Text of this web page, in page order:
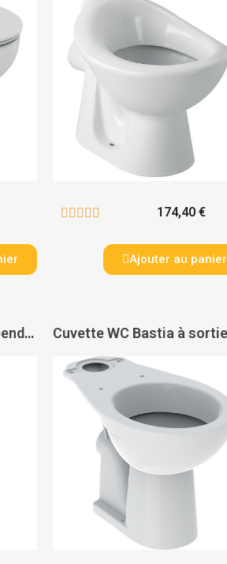
     174,40 €
Ajouter au panier
Cuvette WC au sol indépendante surélevée Ulysse SH - PORCHER